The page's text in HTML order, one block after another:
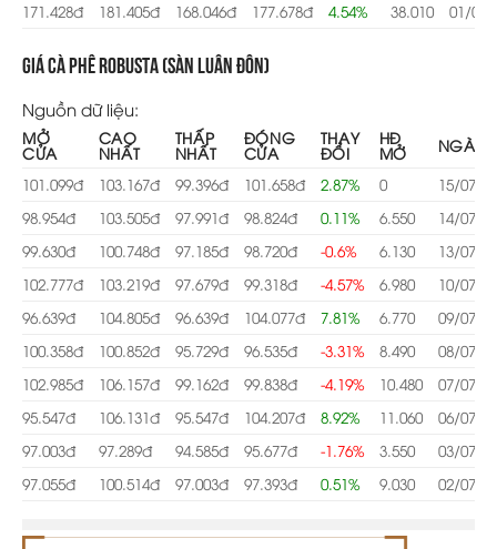
171.428đ
181.405đ 168.046đ 177.678đ 4.54% 38.010 01/07/
Giá cà phê Robusta (Sàn Luân Đôn)
Nguồn dữ liệu:
MỞ
CỬA
CAO
NHẤT
THẤP
NHẤT
ĐÓNG
CỬA
THAY
ĐỔI
HĐ
MỞ
NGÀY
101.099đ
103.167đ 99.396đ 101.658đ 2.87% 0
15/07/
98.954đ
103.505đ 97.991đ 98.824đ 0.11% 6.550
14/07/
99.630đ
100.748đ 97.185đ 98.720đ -0.6% 6.130
13/07/
102.777đ
103.219đ 97.679đ 99.318đ -4.57% 6.980
10/07/
96.639đ
104.805đ 96.639đ 104.077đ 7.81% 6.770
09/07/
100.358đ
100.852đ 95.729đ 96.535đ -3.31% 8.490
08/07/
102.985đ
106.157đ 99.162đ 99.838đ -4.19% 10.480
07/07/
95.547đ
106.131đ 95.547đ 104.207đ 8.92% 11.060
06/07/
97.003đ
97.289đ 94.585đ 95.677đ -1.76% 3.550
03/07/
97.055đ
100.514đ 97.003đ 97.393đ 0.51% 9.030 02/07/